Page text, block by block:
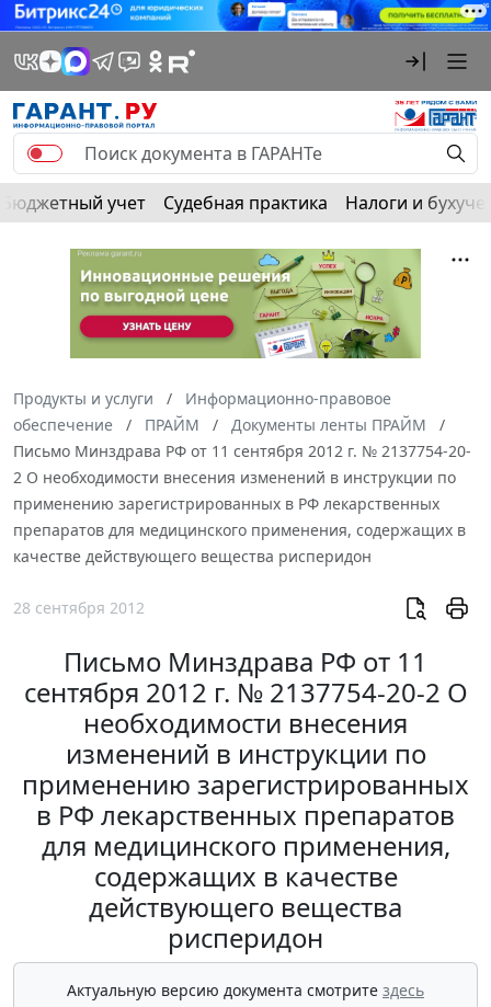
Бюджетный учет Судебная практика Налоги и
Продукты и услуги
Информационно-правовое
обеспечение
ПРАЙМ
Документы ленты ПРАЙМ
Письмо Минздрава РФ от 11 сентября 2012 г. № 2137754-20-
2 О необходимости внесения изменений в инструкции по
применению зарегистрированных в РФ лекарственных
препаратов для медицинского применения, содержащих в
качестве действующего вещества рисперидон
28 сентября 2012
Письмо Минздрава РФ от 11
сентября 2012 г. № 2137754-20-2 О
необходимости внесения
изменений в инструкции по
применению зарегистрированных
в РФ лекарственных препаратов
для медицинского применения,
содержащих в качестве
действующего вещества
рисперидон
Актуальную версию документа смотрите здесь